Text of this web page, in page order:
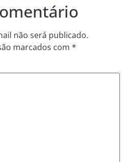
não será publicado.
marcados com *